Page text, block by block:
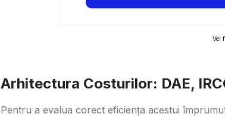
Vei
Arhitectura Costurilor: DAE,
Pentru a evalua corect eficiența acestui